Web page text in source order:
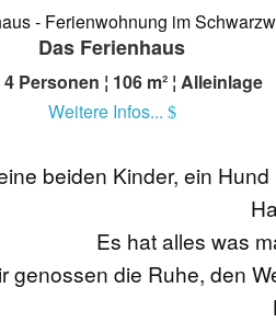
Das Ferienhaus
Personen ¦ 106 m² ¦ Alleinlage
Weitere Infos...
beiden Kinder, ein
Es hat alles was
genossen die Ruhe, den